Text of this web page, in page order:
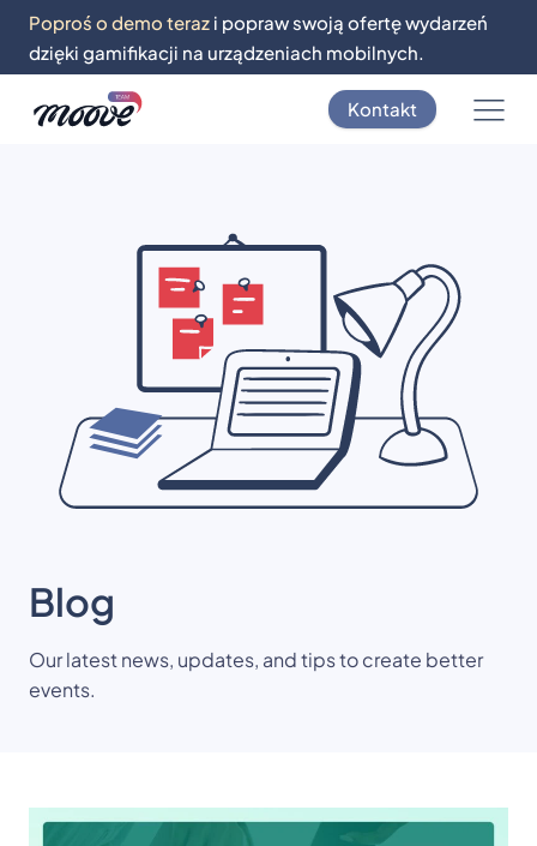
Poproś o demo teraz i popraw swoją ofertę wydarzeń
dzięki gamifikacji na urządzeniach mobilnych.
Kontakt
Blog
Our latest news, updates, and tips to create better
events.